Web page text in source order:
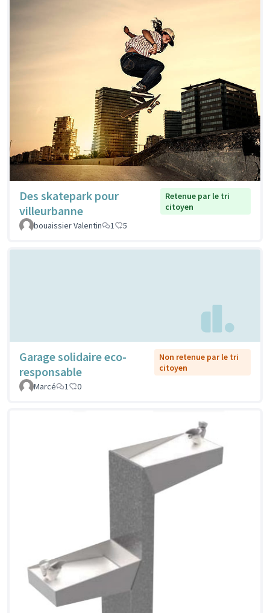
Des skatepark pour
villeurbanne
Retenue par le tri
citoyen
bouaissier Valentin
1 5
Garage solidaire eco-
responsable
Non retenue par le tri
citoyen
Marcé
1 0